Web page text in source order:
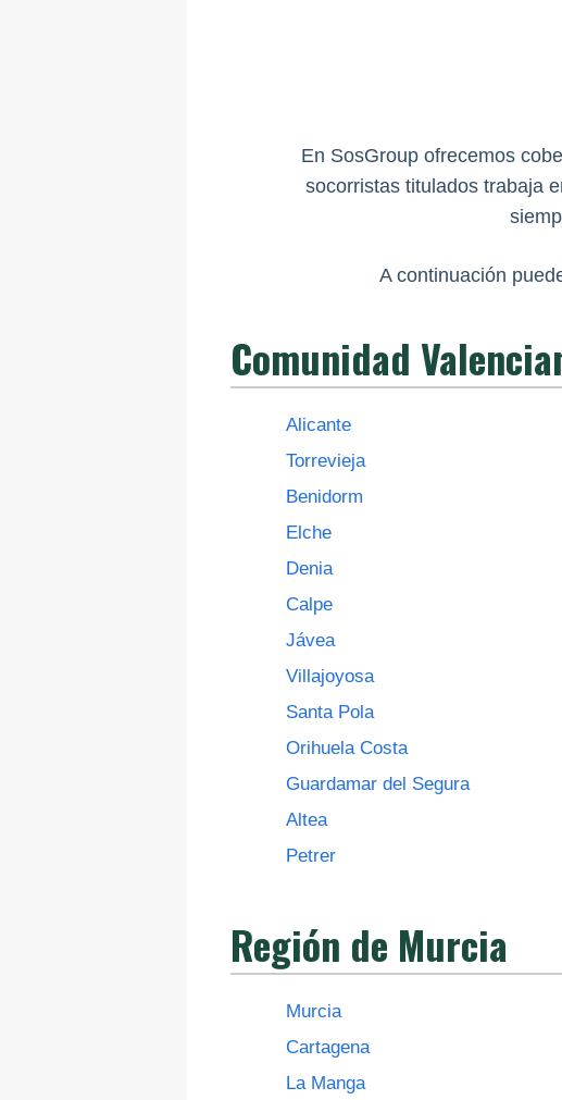
En SosGroup ofrecemos
socorristas titulados trabaja
A continuación
Comunidad
Alicante
Torrevieja
Benidorm
Elche
Denia
Calpe
Jávea
Villajoyosa
Santa Pola
Orihuela Costa
Guardamar del Segura
Altea
Petrer
Región de Murcia
Murcia
Cartagena
La Manga